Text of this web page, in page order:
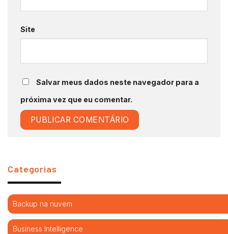
Site
Salvar meus dados neste navegador para a
próxima vez que eu comentar.
Categorias
Backup na nuvem
Business Intelligence